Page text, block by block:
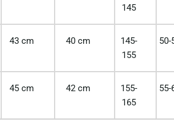
145
43 cm 40 cm
145-
155
50-
45 cm 42 cm
155-
165
55-